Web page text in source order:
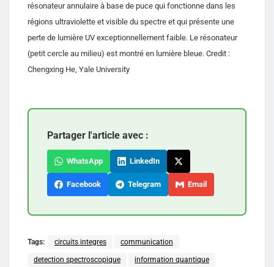
résonateur annulaire à base de puce qui fonctionne dans les
régions ultraviolette et visible du spectre et qui présente une
perte de lumière UV exceptionnellement faible. Le résonateur
(petit cercle au milieu) est montré en lumière bleue. Credit :
Chengxing He, Yale University
Partager l'article avec :
WhatsApp LinkedIn
Facebook Telegram Email
Tags: circuits integres communication
detection spectroscopique information quantique